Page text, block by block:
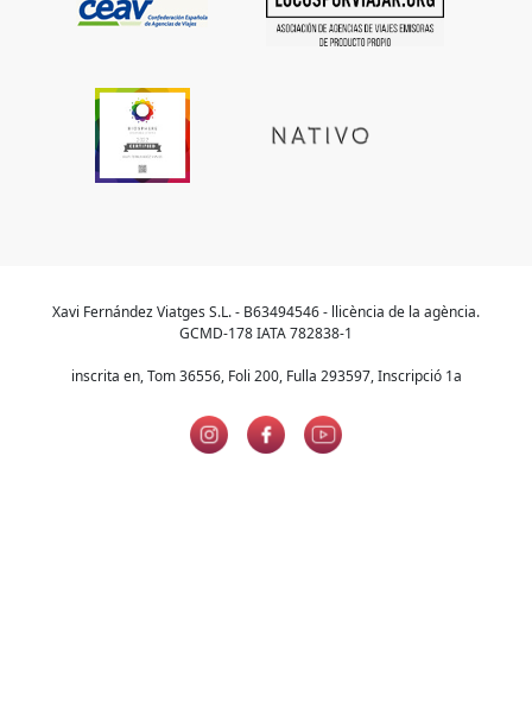
Xavi Fernández Viatges S.L. - B63494546 - llicència de la agència.
GCMD-178 IATA 782838-1
inscrita en, Tom 36556, Foli 200, Fulla 293597, Inscripció 1a